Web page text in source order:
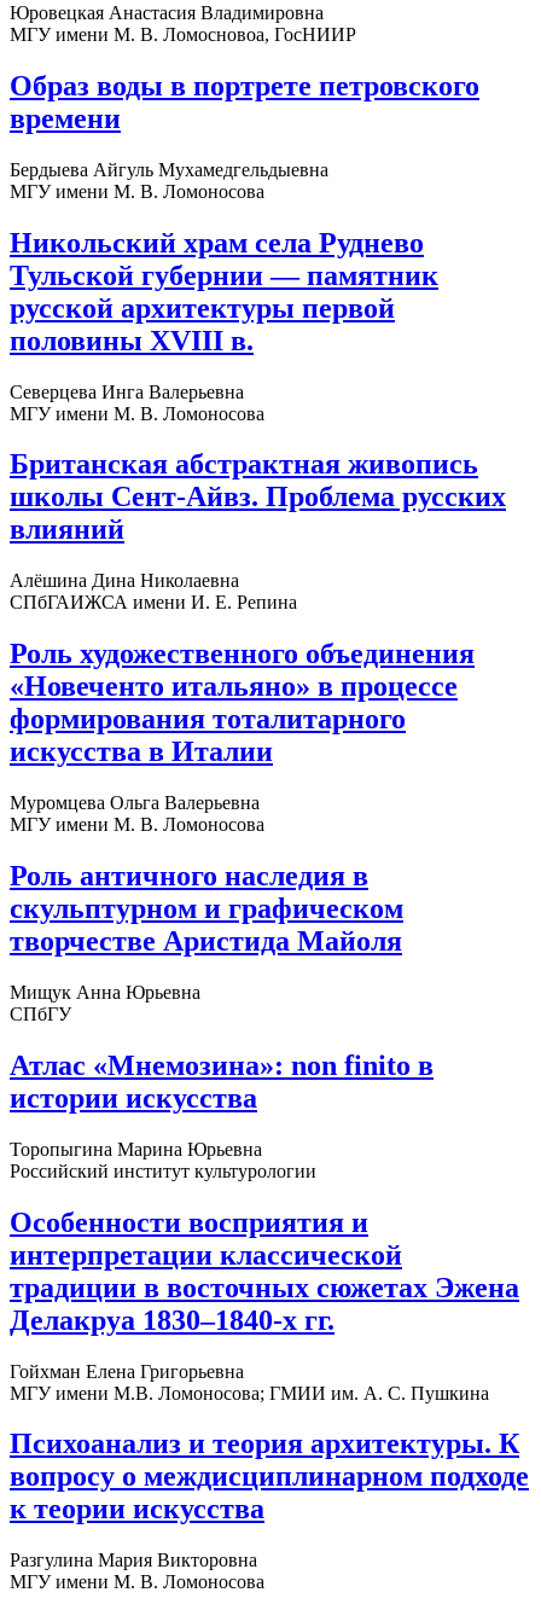
Юровецкая Анастасия Владимировна
МГУ имени М. В. Ломосновоа, ГосНИИР
Образ воды в портрете петровского
времени
Бердыева Айгуль Мухамедгельдыевна
МГУ имени М. В. Ломоносова
Никольский храм села Руднево
Тульской губернии — памятник
русской архитектуры первой
половины XVIII в.
Северцева Инга Валерьевна
МГУ имени М. В. Ломоносова
Британская абстрактная живопись
школы Сент-Айвз. Проблема русских
влияний
Алёшина Дина Николаевна
СПбГАИЖСА имени И. Е. Репина
Роль художественного объединения
«Новеченто итальяно» в процессе
формирования тоталитарного
искусства в Италии
Муромцева Ольга Валерьевна
МГУ имени М. В. Ломоносова
Роль античного наследия в
скульптурном и графическом
творчестве Аристида Майоля
Мищук Анна Юрьевна
СПбГУ
Атлас «Мнемозина»: non finito в
истории искусства
Торопыгина Марина Юрьевна
Российский институт культурологии
Особенности восприятия и
интерпретации классической
традиции в восточных сюжетах Эжена
Делакруа 1830–1840-х гг.
Гойхман Елена Григорьевна
МГУ имени М.В. Ломоносова; ГМИИ им. А. С. Пушкина
Психоанализ и теория архитектуры. К
вопросу о междисциплинарном подходе
к теории искусства
Разгулина Мария Викторовна
МГУ имени М. В. Ломоносова